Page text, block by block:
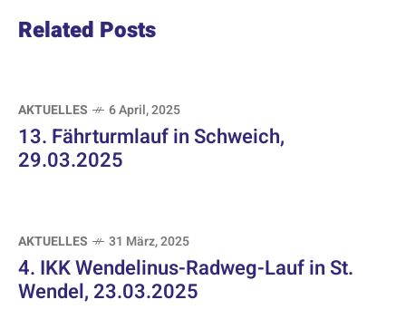
Related Posts
AKTUELLES 6 April, 2025
13. Fährturmlauf in Schweich,
29.03.2025
AKTUELLES 31 März, 2025
4. IKK Wendelinus-Radweg-Lauf in St.
Wendel, 23.03.2025